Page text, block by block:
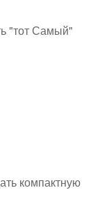
"тот Самый"
компактную